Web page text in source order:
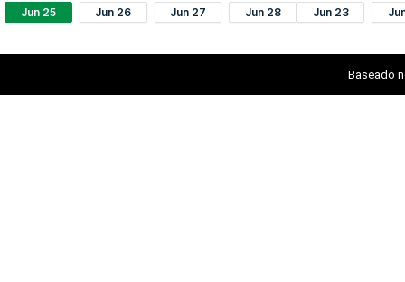
Jun 25 Jun 26 Jun 27 Jun 28 Jun 23
Baseado